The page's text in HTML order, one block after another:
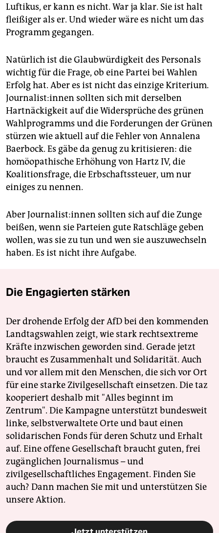
Luftikus, er kann es nicht. War ja klar. Sie ist halt
fleißiger als er. Und wieder wäre es nicht um das
Programm gegangen.
Natürlich ist die Glaubwürdigkeit des Personals
wichtig für die Frage, ob eine Partei bei Wahlen
Erfolg hat. Aber es ist nicht das einzige Kriterium.
Jour­na­lis­t:in­nen sollten sich mit derselben
Hartnäckigkeit auf die Widersprüche des grünen
Wahlprogramms und die Forderungen der Grünen
stürzen wie aktuell auf die Fehler von Annalena
Baerbock. Es gäbe da genug zu kritisieren: die
homöopathische Erhöhung von Hartz IV, die
Koalitionsfrage, die Erbschaftssteuer, um nur
einiges zu nennen.
Aber Jour­na­lis­t:in­nen sollten sich auf die Zunge
beißen, wenn sie Parteien gute Ratschläge geben
wollen, was sie zu tun und wen sie auszuwechseln
haben. Es ist nicht ihre Aufgabe.
Die Engagierten stärken
Der drohende Erfolg der AfD bei den kommenden
Landtagswahlen zeigt, wie stark rechtsextreme
Kräfte inzwischen geworden sind. Gerade jetzt
braucht es Zusammenhalt und Solidarität. Auch
und vor allem mit den Menschen, die sich vor Ort
für eine starke Zivilgesellschaft einsetzen. Die taz
kooperiert deshalb mit "Alles beginnt im
Zentrum". Die Kampagne unterstützt bundesweit
linke, selbstverwaltete Orte und baut einen
solidarischen Fonds für deren Schutz und Erhalt
auf. Eine offene Gesellschaft braucht guten, frei
zugänglichen Journalismus – und
zivilgesellschaftliches Engagement. Finden Sie
auch? Dann machen Sie mit und unterstützen Sie
unsere Aktion.